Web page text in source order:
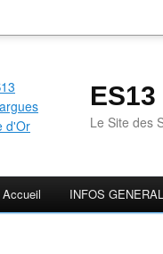
Le Site des
Accueil INFOS